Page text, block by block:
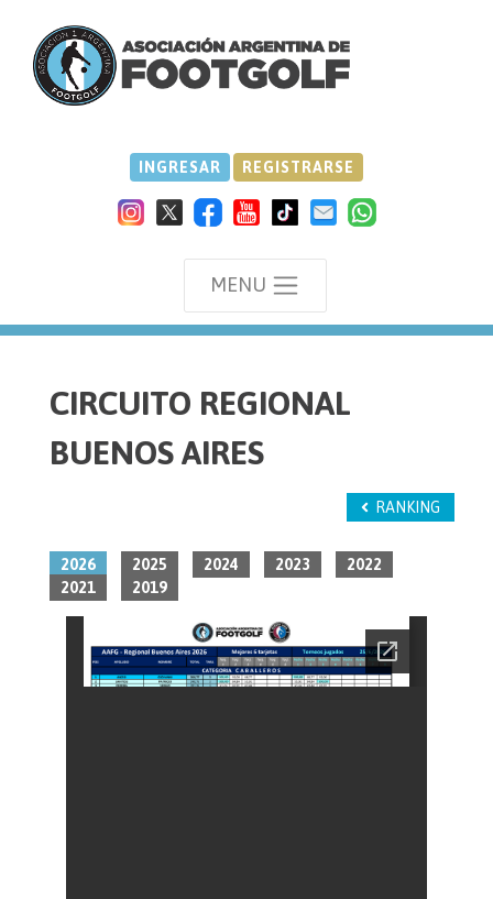
INGRESAR REGISTRARSE
MENU
CIRCUITO REGIONAL
BUENOS AIRES
RANKING
2026 2025 2024 2023
2022
2021
2019